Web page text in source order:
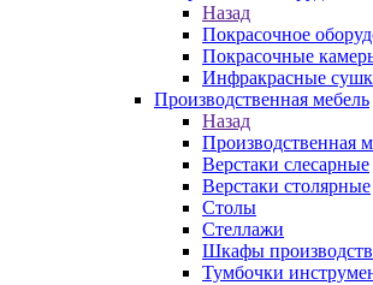
Назад
Покрасочное
Покрасочные
Инфракрасные
Производственная мебель
Назад
Производственная
Верстаки слесарные
Верстаки столярные
Столы
Стеллажи
Шкафы
Тумбочки